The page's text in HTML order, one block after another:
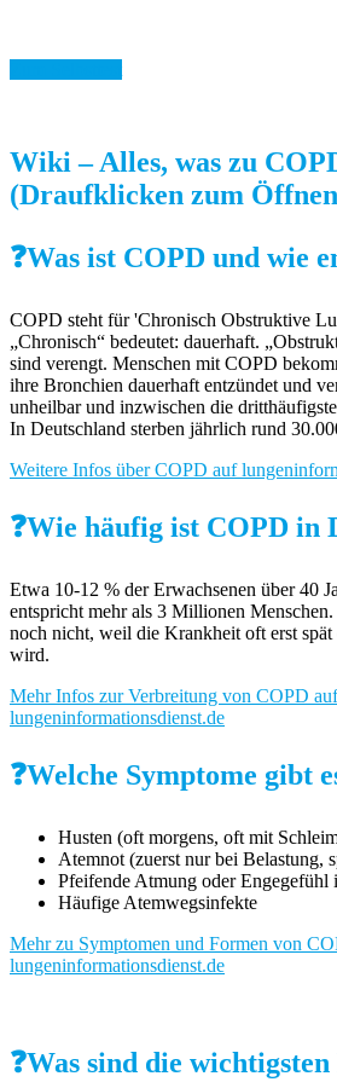
Wiki – Alles, was zu
(Draufklicken zum
❓Was ist COPD und wie
COPD steht für 'Chronisch Obstruktive
„Chronisch“ bedeutet: dauerhaft.
sind verengt. Menschen mit COPD
ihre Bronchien dauerhaft entzündet und
unheilbar und inzwischen die
In Deutschland sterben jährlich rund
Weitere Infos über COPD auf
❓Wie häufig ist COPD in
Etwa 10-12 % der Erwachsenen über 40
entspricht mehr als 3 Millionen
noch nicht, weil die Krankheit oft erst
wird.
Mehr Infos zur Verbreitung von COPD auf
lungeninformationsdienst.de
❓Welche Symptome gibt
Husten (oft morgens, oft mit
Atemnot (zuerst nur bei Belastung,
Pfeifende Atmung oder Engegefühl
Häufige Atemwegsinfekte
Mehr zu Symptomen und Formen von
lungeninformationsdienst.de
❓Was sind die